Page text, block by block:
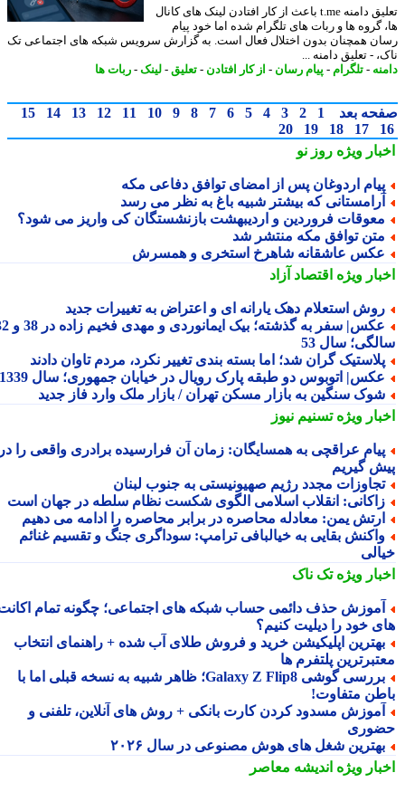
تعلیق دامنه t.me باعث از کار افتادن لینک های کانال
گروه ها و ربات های تلگرام شده اما خود پیام
همچنان بدون اختلال فعال است. به گزارش سرویس شبکه های اجتماعی تک
- تعلیق دامنه ...
-تلگرام- پیام رسان-از کار افتادن-تعلیق-لینک -ربات ها
بعد 1
2
3
4
5
6
7
8
9
10
11
12
13
14
15
17
18
19
20
ویژهروز نو
اردوغان پس از امضای توافق دفاعی مکه
که بیشتر شبیه باغ به نظر می رسد
فروردین و اردیبهشت بازنشستگان کی واریز می شود؟
توافق مکه منتشر شد
عاشقانه شاهرخ استخری و همسرش
ویژهاقتصاد آزاد
استعلام دهک یارانه ای و اعتراض به تغییرات جدید
عکس| سفر به گذشته؛ بیک ایمانوردی و مهدی فخیم زاده در 38 و 32
سال 53
گران شد؛ اما بسته بندی تغییر نکرد، مردم تاوان دادند
اتوبوس دو طبقه پارک رویال در خیابان جمهوری؛ سال 1339
سنگین به بازار مسکن تهران / بازار ملک وارد فاز جدید
ویژهتسنیم نیوز
عراقچی به همسایگان: زمان آن فرارسیده برادری واقعی را در
گیریم
مجدد رژیم صهیونیستی به جنوب لبنان
انقلاب اسلامی الگوی شکست نظام سلطه در جهان است
یمن: معادله محاصره در برابر محاصره را ادامه می دهیم
بقایی به خیالبافی ترامپ: سوداگری جنگ و تقسیم غنائم
ویژهتک ناک
حذف دائمی حساب شبکه های اجتماعی؛ چگونه تمام اکانت
خود را دیلیت کنیم؟
اپلیکیشن خرید و فروش طلای آب شده + راهنمای انتخاب
پلتفرم ها
بررسی گوشی Galaxy Z Flip8؛ ظاهر شبیه به نسخه قبلی اما با
متفاوت!
مسدود کردن کارت بانکی + روش های آنلاین، تلفنی و
شغل های هوش مصنوعی در سال ۲۰۲۶
ویژهاندیشه معاصر